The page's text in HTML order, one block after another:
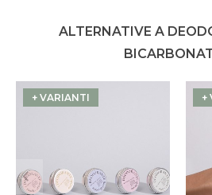
ALTERNATIVE A
+ VARIANTI +